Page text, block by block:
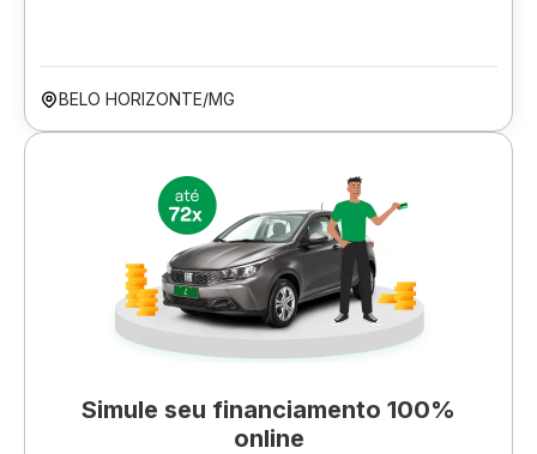
BELO HORIZONTE/MG
Simule seu financiamento 100%
online